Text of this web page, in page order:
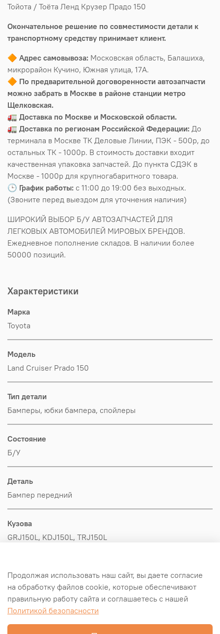
Тойота / Тоёта Ленд Крузер Прадо 150
Окончательное решение по совместимости детали к
транспортному средству принимает клиент.
🔶 Адрес самовывоза: Московская область, Балашиха,
микрорайон Кучино, Южная улица, 17А.
🔶 По предварительной договоренности автозапчасти
можно забрать в Москве в районе станции метро
Щелковская.
🚛 Доставка по Москве и Московской области.
🚛 Доставка по регионам Российской Федерации: До
терминала в Москве ТК Деловые Линии, ПЭК - 500р, до
остальных ТК - 1000р. В стоимость доставки входит
качественная упаковка запчастей. До пункта СДЭК в
Москве - 1000р для крупногабаритного товара.
🕒 График работы: с 11:00 до 19:00 без выходных.
(Звоните перед выездом для уточнения наличия)
ШИРОКИЙ ВЫБОР Б/У АВТОЗАПЧАСТЕЙ ДЛЯ
ЛЕГКОВЫХ АВТОМОБИЛЕЙ МИРОВЫХ БРЕНДОВ.
Ежедневное пополнение складов. В наличии более
50000 позиций.
Характеристики
Марка
Toyota
Модель
Land Cruiser Prado 150
Тип детали
Бамперы, юбки бампера, спойлеры
Состояние
Б/У
Деталь
Бампер передний
Кузова
GRJ150L, KDJ150L, TRJ150L
Toyota
Оригинал/Аналог
Продолжая использовать наш сайт, вы даете согласие
на обработку файлов cookie, которые обеспечивают
правильную работу сайта и соглашаетесь с нашей
Политикой безопасности